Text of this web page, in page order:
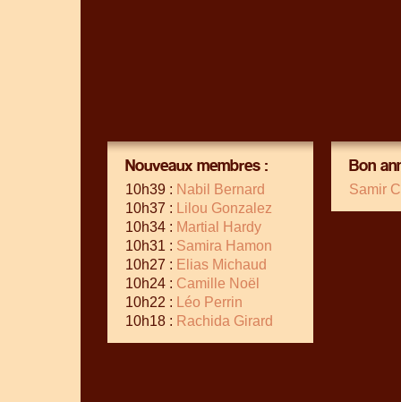
Nouveaux membres :
10h39 : Nabil Bernard
10h37 :
Lilou Gonzalez
10h34 : Martial Hardy
10h31 : Samira Hamon
10h27 : Elias Michaud
10h24 : Camille Noël
10h22 :
Léo Perrin
10h18 : Rachida Girard
Bon
Samir